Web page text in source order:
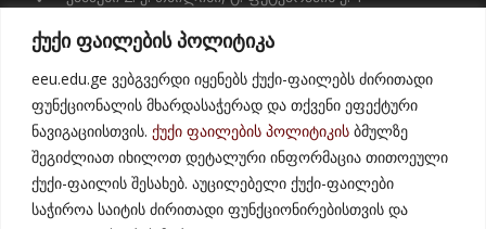
ქუქი ფაილების პოლიტიკა
eeu.edu.ge ვებგვერდი იყენებს ქუქი-ფაილებს ძირითადი
ფუნქციონალის მხარდასაჭერად და თქვენი ეფექტური
ნავიგაციისთვის. ქუქი ფაილების პოლიტიკის ბმულზე
შეგიძლიათ იხილოთ დეტალური ინფორმაცია თითოეული
ქუქი-ფაილის შესახებ. აუცილებელი ქუქი-ფაილები
საჭიროა საიტის ძირითადი ფუნქციონირებისთვის და
+995 32 248 01 41;
info@eeu.edu.ge